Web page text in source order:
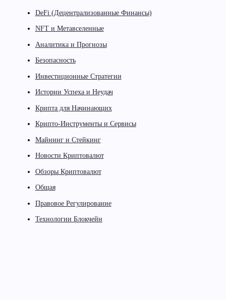
DeFi (Децентрализованные Финансы)
NFT и Метавселенные
Аналитика и Прогнозы
Безопасность
Инвестиционные Стратегии
Истории Успеха и Неудач
Крипта для Начинающих
Крипто-Инструменты и Сервисы
Майнинг и Стейкинг
Новости Криптовалют
Обзоры Криптовалют
Общая
Правовое Регулирование
Технологии Блокчейн